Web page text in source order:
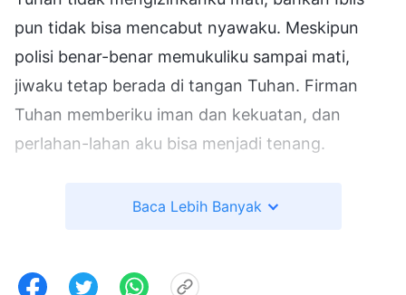
pun tidak bisa mencabut nyawaku. Meskipun
polisi benar-benar memukuliku sampai mati,
jiwaku tetap berada di tangan Tuhan. Firman
Tuhan memberiku iman dan kekuatan, dan
perlahan-lahan aku bisa menjadi tenang.
sesuatu dengan cara yang sulit. Akan kubuat kau
Baca Lebih Banyak